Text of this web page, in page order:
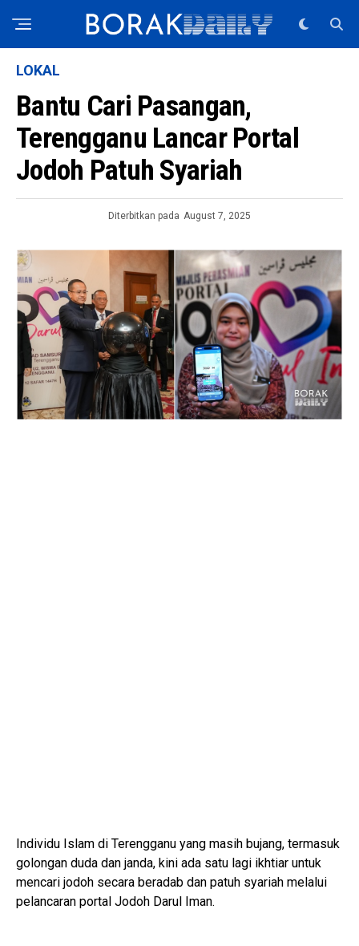
LOKAL
Bantu Cari Pasangan,
Terengganu Lancar Portal
Jodoh Patuh Syariah
Diterbitkan pada August 7, 2025
Individu Islam di Terengganu yang masih bujang, termasuk
golongan duda dan janda, kini ada satu lagi ikhtiar untuk
mencari jodoh secara beradab dan patuh syariah melalui
pelancaran portal Jodoh Darul Iman.